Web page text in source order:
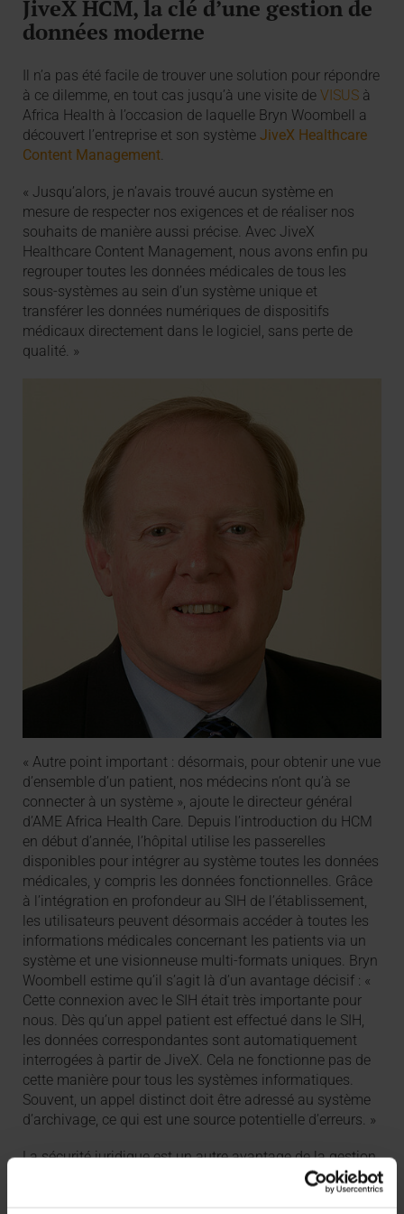
JiveX HCM, la clé d’une gestion de
données moderne
Il n’a pas été facile de trouver une solution pour répondre
à ce dilemme, en tout cas jusqu’à une visite deVISUS à
Africa Health à l’occasion de laquelle Bryn Woombell a
découvert l’entreprise et son systèmeJiveX Healthcare
Content Management.
« Jusqu’alors, je n’avais trouvé aucun système en
mesure de respecter nos exigences et de réaliser nos
souhaits de manière aussi précise. Avec JiveX
Healthcare Content Management, nous avons enfin pu
regrouper toutes les données médicales de tous les
sous-systèmes au sein d’un système unique et
transférer les données numériques de dispositifs
médicaux directement dans le logiciel, sans perte de
qualité. »
« Autre point important : désormais, pour obtenir une vue
d’ensemble d’un patient, nos médecins n’ont qu’à se
connecter à un système », ajoute le directeur général
d’AME Africa Health Care. Depuis l’introduction du HCM
en début d’année, l’hôpital utilise les passerelles
disponibles pour intégrer au système toutes les données
médicales, y compris les données fonctionnelles. Grâce
à l’intégration en profondeur au SIH de l’établissement,
les utilisateurs peuvent désormais accéder à toutes les
informations médicales concernant les patients via un
système et une visionneuse multi-formats uniques. Bryn
Woombell estime qu’il s’agit là d’un avantage décisif : «
Cette connexion avec le SIH était très importante pour
nous. Dès qu’un appel patient est effectué dans le SIH,
les données correspondantes sont automatiquement
interrogées à partir de JiveX. Cela ne fonctionne pas de
cette manière pour tous les systèmes informatiques.
Souvent, un appel distinct doit être adressé au système
d’archivage, ce qui est une source potentielle d’erreurs. »
La sécurité juridique est un autre avantage de la gestion
de données patient consolidées. En cas de conflit, il est